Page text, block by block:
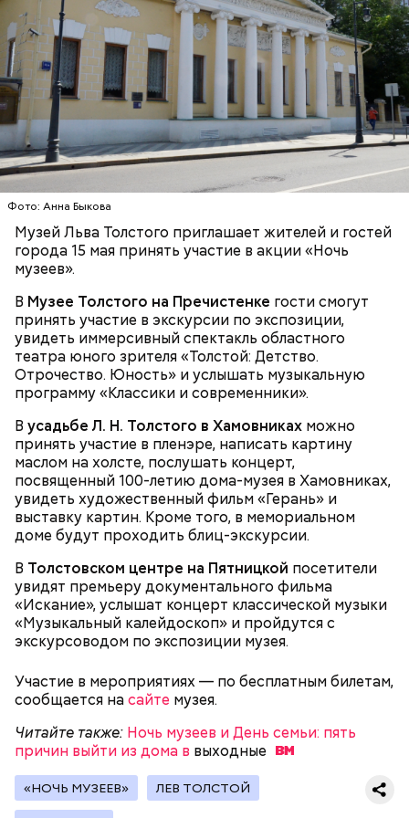
Фото: Анна Быкова
Музей Льва Толстого приглашает жителей и гостей
города 15 мая принять участие в акции «Ночь
музеев».
В Музее Толстого на Пречистенке гости смогут
принять участие в экскурсии по экспозиции,
увидеть иммерсивный спектакль областного
театра юного зрителя «Толстой: Детство.
Отрочество. Юность» и услышать музыкальную
программу «Классики и современники».
В усадьбе Л. Н. Толстого в Хамовниках можно
принять участие в пленэре, написать картину
маслом на холсте, послушать концерт,
посвященный 100-летию дома-музея в Хамовниках,
увидеть художественный фильм «Герань» и
выставку картин. Кроме того, в мемориальном
доме будут проходить блиц-экскурсии.
В Толстовском центре на Пятницкой посетители
увидят премьеру документального фильма
«Искание», услышат концерт классической музыки
«Музыкальный калейдоскоп» и пройдутся с
экскурсоводом по экспозиции музея.
Участие в мероприятиях — по бесплатным билетам,
сообщается насайте музея.
Читайте также: Ночь музеев и День семьи: пять
причин выйти из дома в выходные
«НОЧЬ МУЗЕЕВ» ЛЕВ ТОЛСТОЙ
Медовый спас: красивые
открытки для поздравления
Как и в другие посты, на пост Успенский нельзя:
сквернословить, а кроме того пустословить,
болтать;
чревоугодничать;
гневаться, что по поводу, что без повода.
Молодая красавица Фэй Форрестер (Джоан Уэйли-
Килмер) помогает своему любовнику Винсу (Майкл
Мэдсен) совершить дерзкое ограбление двух
членов мафии и забрать у них чемоданчик с
огромной суммой денег. Парочка отправляется в
автомобильное путешествие подальше от места
происшествия. «Вырубив» Винса, Фэй обращается
за помощью к частному детективу Джеку и просит
его сымитировать ее смерть.
Попав под власть чар Фэй, Джек соглашается, и как
по нотам разыгрывает «иллюзию убийства». После
того, как девушка исчезает, полиция, мафия и Винс
начинают охотиться за Джеком, чтобы выяснить,
где деньги и… «труп» Фэй. В 1989 году фильм
получил гран-при Кинофестиваля детективного
кино в Коньяке (Франция) и приобрел статус
культового. Во многом этому способствовала
искренняя манера игры Килмера, получившего
возможность сниматься вместе с супругой.
Джим Моррисон, «Дорз» (The Doors,
1991)
Фото: «Дорз» (The Doors, 1991)
King for a Day (из альбома "Synkronized", 1999)
Little L (из альбома "A Funk Odyssey", 2001)